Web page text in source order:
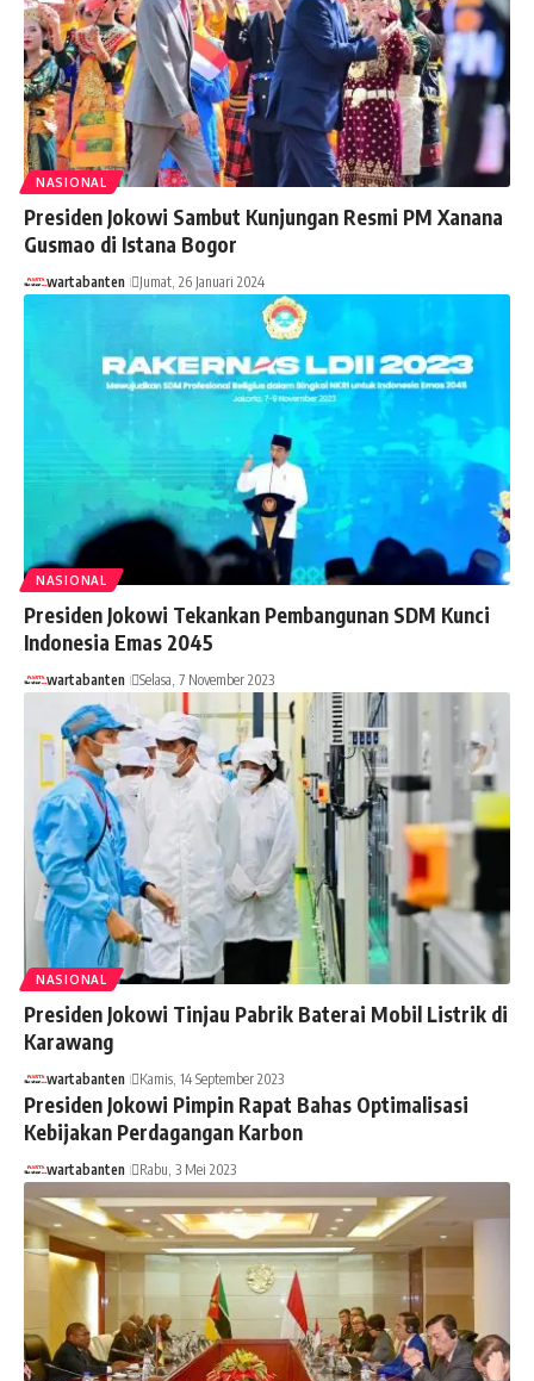
NASIONAL
Presiden Jokowi Sambut Kunjungan Resmi PM Xanana
Gusmao di Istana Bogor
wartabanten Jumat, 26 Januari 2024
NASIONAL
Presiden Jokowi Tekankan Pembangunan SDM Kunci
Indonesia Emas 2045
wartabanten Selasa, 7 November 2023
NASIONAL
Presiden Jokowi Tinjau Pabrik Baterai Mobil Listrik di
Karawang
wartabanten Kamis, 14 September 2023
Presiden Jokowi Pimpin Rapat Bahas Optimalisasi
Kebijakan Perdagangan Karbon
wartabanten Rabu, 3 Mei 2023